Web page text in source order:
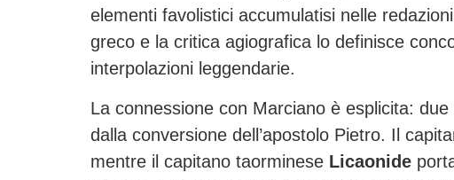
elementi favolistici accumulatisi nelle
greco e la critica agiografica lo definisce
interpolazioni leggendarie.
La connessione con Marciano è esplicita:
dalla conversione dell’apostolo Pietro. Il
mentre il capitano taorminese Licaonide